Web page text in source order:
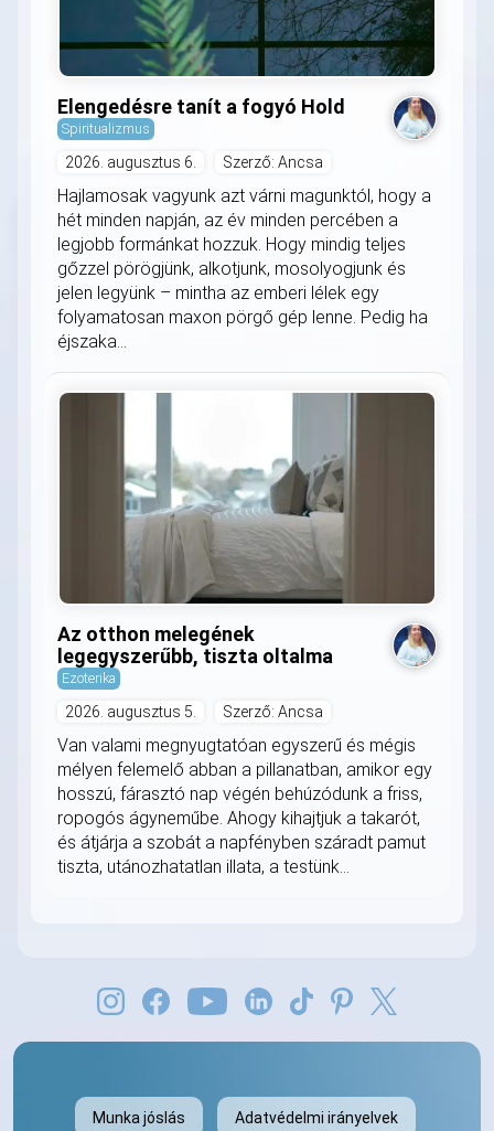
Elengedésre tanít a fogyó Hold
Spiritualizmus
2026. augusztus 6. Szerző: Ancsa
Hajlamosak vagyunk azt várni magunktól, hogy a
hét minden napján, az év minden percében a
legjobb formánkat hozzuk. Hogy mindig teljes
gőzzel pörögjünk, alkotjunk, mosolyogjunk és
jelen legyünk – mintha az emberi lélek egy
folyamatosan maxon pörgő gép lenne. Pedig ha
éjszaka...
Az otthon melegének
legegyszerűbb, tiszta oltalma
Ezoterika
2026. augusztus 5. Szerző: Ancsa
Van valami megnyugtatóan egyszerű és mégis
mélyen felemelő abban a pillanatban, amikor egy
hosszú, fárasztó nap végén behúzódunk a friss,
ropogós ágyneműbe. Ahogy kihajtjuk a takarót,
és átjárja a szobát a napfényben száradt pamut
tiszta, utánozhatatlan illata, a testünk...
Munka jóslás Adatvédelmi irányelvek